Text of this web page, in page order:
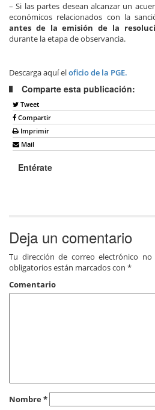
– Si las partes desean alcanzar un
económicos relacionados con la
antes de la emisión de la
durante la etapa de observancia.
Descarga aquí eloficio de la PGE.
Comparte esta publicación:
Tweet
Compartir
Imprimir
Mail
Entérate
Deja un comentario
Tu dirección de correo electrónico no
obligatorios están marcados con *
Comentario
Nombre*